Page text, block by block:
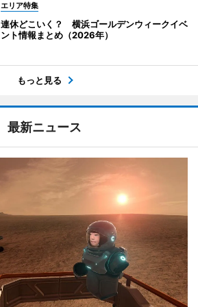
エリア特集
連休どこいく？ 横浜ゴールデンウィークイベ
ント情報まとめ（2026年）
もっと見る
最新ニュース